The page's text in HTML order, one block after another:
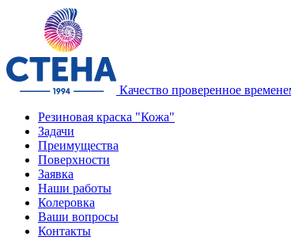
Качество проверенное
Резиновая краска "Кожа"
Задачи
Преимущества
Поверхности
Заявка
Наши работы
Колеровка
Ваши вопросы
Контакты